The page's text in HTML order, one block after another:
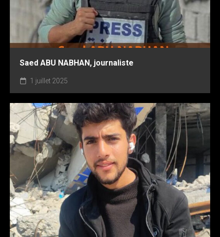
Saed ABU NABHAN, journaliste
1 juillet 2025